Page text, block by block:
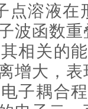
点溶液在
波函数
相关的
增大，
子耦合